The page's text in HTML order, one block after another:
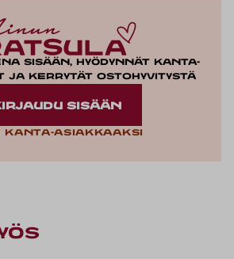
sisään, hyödynnät kanta-
ja kerrytät ostohyvitystä
SISÄÄN
kanta-asiakkaaksi